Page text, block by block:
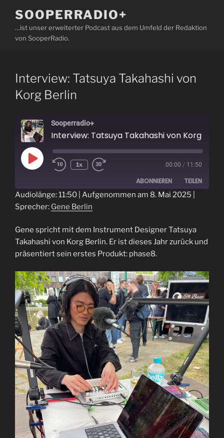
Inhalt
springen
SOOPERRADIO+
…ist unser erweiterter Podcast aus dem Umfeld der Redaktion
von SooperRadio.
Interview: Tatsuya Takahashi von
Korg Berlin
Sooperradio+
Play
Episode
1x 00:00 / 11:50
ABONNIEREN TEILEN
TEILEN
LINK
EMBED
Audiolänge: 11:50 Aufgenommen am 8. Mai 2025
Sprecher: Gene Berlin
Gene spricht mit dem Instrument Designer Tatsuya
Takahashi von Korg Berlin. Er ist dieses Jahr zurück und
präsentiert sein erstes Produkt: phase8.